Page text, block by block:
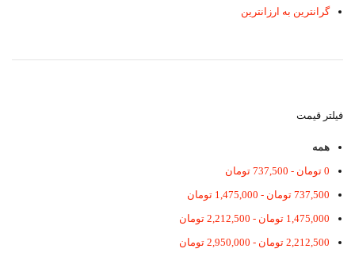
گرانترین به ارزانترین
فیلتر قیمت
همه
0 تومان -
737,500 تومان
737,500 تومان -
1,475,000 تومان
1,475,000 تومان -
2,212,500 تومان
2,212,500 تومان -
2,950,000 تومان